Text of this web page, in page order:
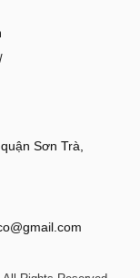
Sơn Trà,